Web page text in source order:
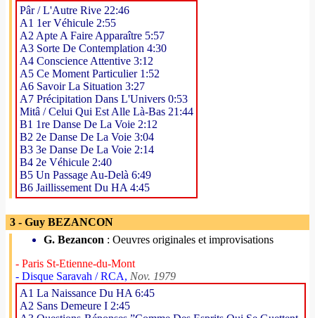
Pâr / L'Autre Rive 22:46
A1 1er Véhicule 2:55
A2 Apte A Faire Apparaître 5:57
A3 Sorte De Contemplation 4:30
A4 Conscience Attentive 3:12
A5 Ce Moment Particulier 1:52
A6 Savoir La Situation 3:27
A7 Précipitation Dans L'Univers 0:53
Mitâ / Celui Qui Est Alle Là-Bas 21:44
B1 1re Danse De La Voie 2:12
B2 2e Danse De La Voie 3:04
B3 3e Danse De La Voie 2:14
B4 2e Véhicule 2:40
B5 Un Passage Au-Delà 6:49
B6 Jaillissement Du HA 4:45
3 - Guy BEZANCON
G. Bezancon : Oeuvres originales et improvisations
- Paris St-Etienne-du-Mont
- Disque Saravah / RCA, Nov. 1979
A1 La Naissance Du HA 6:45
A2 Sans Demeure I 2:45